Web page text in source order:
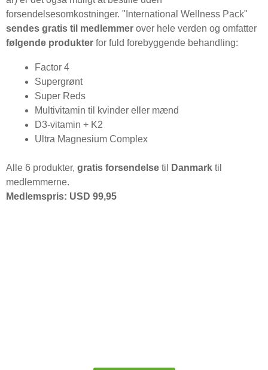
forsendelsesomkostninger. "International Wellness Pack"
sendes gratis til medlemmer over hele verden og omfatter
følgende produkter for fuld forebyggende behandling:
Factor 4
Supergrønt
Super Reds
Multivitamin til kvinder eller mænd
D3-vitamin + K2
Ultra Magnesium Complex
Alle 6 produkter, gratis forsendelse til Danmark til
medlemmerne.
Medlemspris: USD 99,95